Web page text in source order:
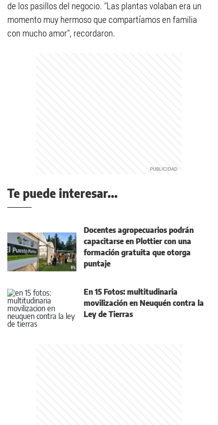
de los pasillos del negocio. "Las plantas volaban era un
momento muy hermoso que compartíamos en familia
con mucho amor", recordaron.
Te puede interesar...
Docentes agropecuarios podrán
capacitarse en Plottier con una
formación gratuita que otorga
puntaje
En 15 Fotos: multitudinaria
movilización en Neuquén contra la
Ley de Tierras